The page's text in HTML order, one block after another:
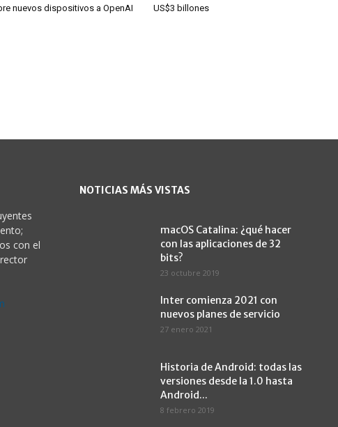
nuevos dispositivos a OpenAI
US$3 billones
con el
NOTICIAS MÁS VISTAS
macOS Catalina: ¿qué hacer
con las aplicaciones de 32
bits?
23 octubre 2019
Inter comienza 2021 con
nuevos planes de servicio
27 enero 2021
Historia de Android: todas las
versiones desde la 1.0 hasta
Android...
8 febrero 2019